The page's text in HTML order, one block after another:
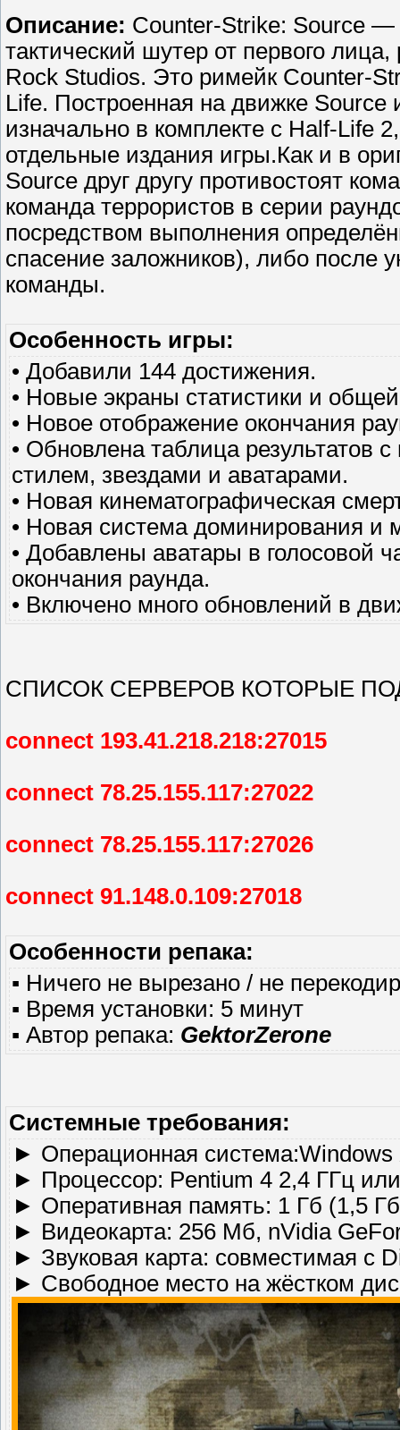
Описание: Counter-Strike: Source —
тактический шутер от первого
Rock Studios. Это римейк Counter-
Life. Построенная на движке
изначально в комплекте с Half-Life
отдельные издания игры.Как и в
Source друг другу противостоят
команда террористов в серии
посредством выполнения
спасение заложников), либо после
команды.
Особенность игры:
• Добавили 144 достижения.
• Новые экраны статистики и
• Новое отображение окончания
• Обновлена таблица
стилем, звездами и аватарами.
• Новая кинематографическая
• Новая система доминирования и
• Добавлены аватары в голосовой
окончания раунда.
• Включено много обновлений в
СПИСОК СЕРВЕРОВ КОТОРЫЕ
connect 193.41.218.218:27015
connect 78.25.155.117:27022
connect 78.25.155.117:27026
connect 91.148.0.109:27018
Особенности репака:
▪ Ничего не вырезано / не
▪ Время установки: 5 минут
▪ Автор репака: GektorZerone
Системные требования:
► Операционная система:Windows
► Процессор: Pentium 4 2,4 ГГц
► Оперативная память: 1 Гб (1,5
► Видеокарта: 256 Мб, nVidia
► Звуковая карта: совместимая с
► Свободное место на жёстком